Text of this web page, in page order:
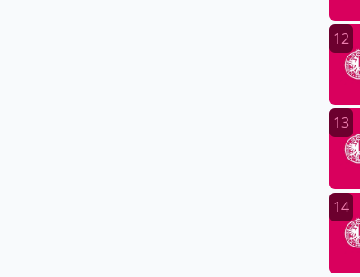
12
13
14